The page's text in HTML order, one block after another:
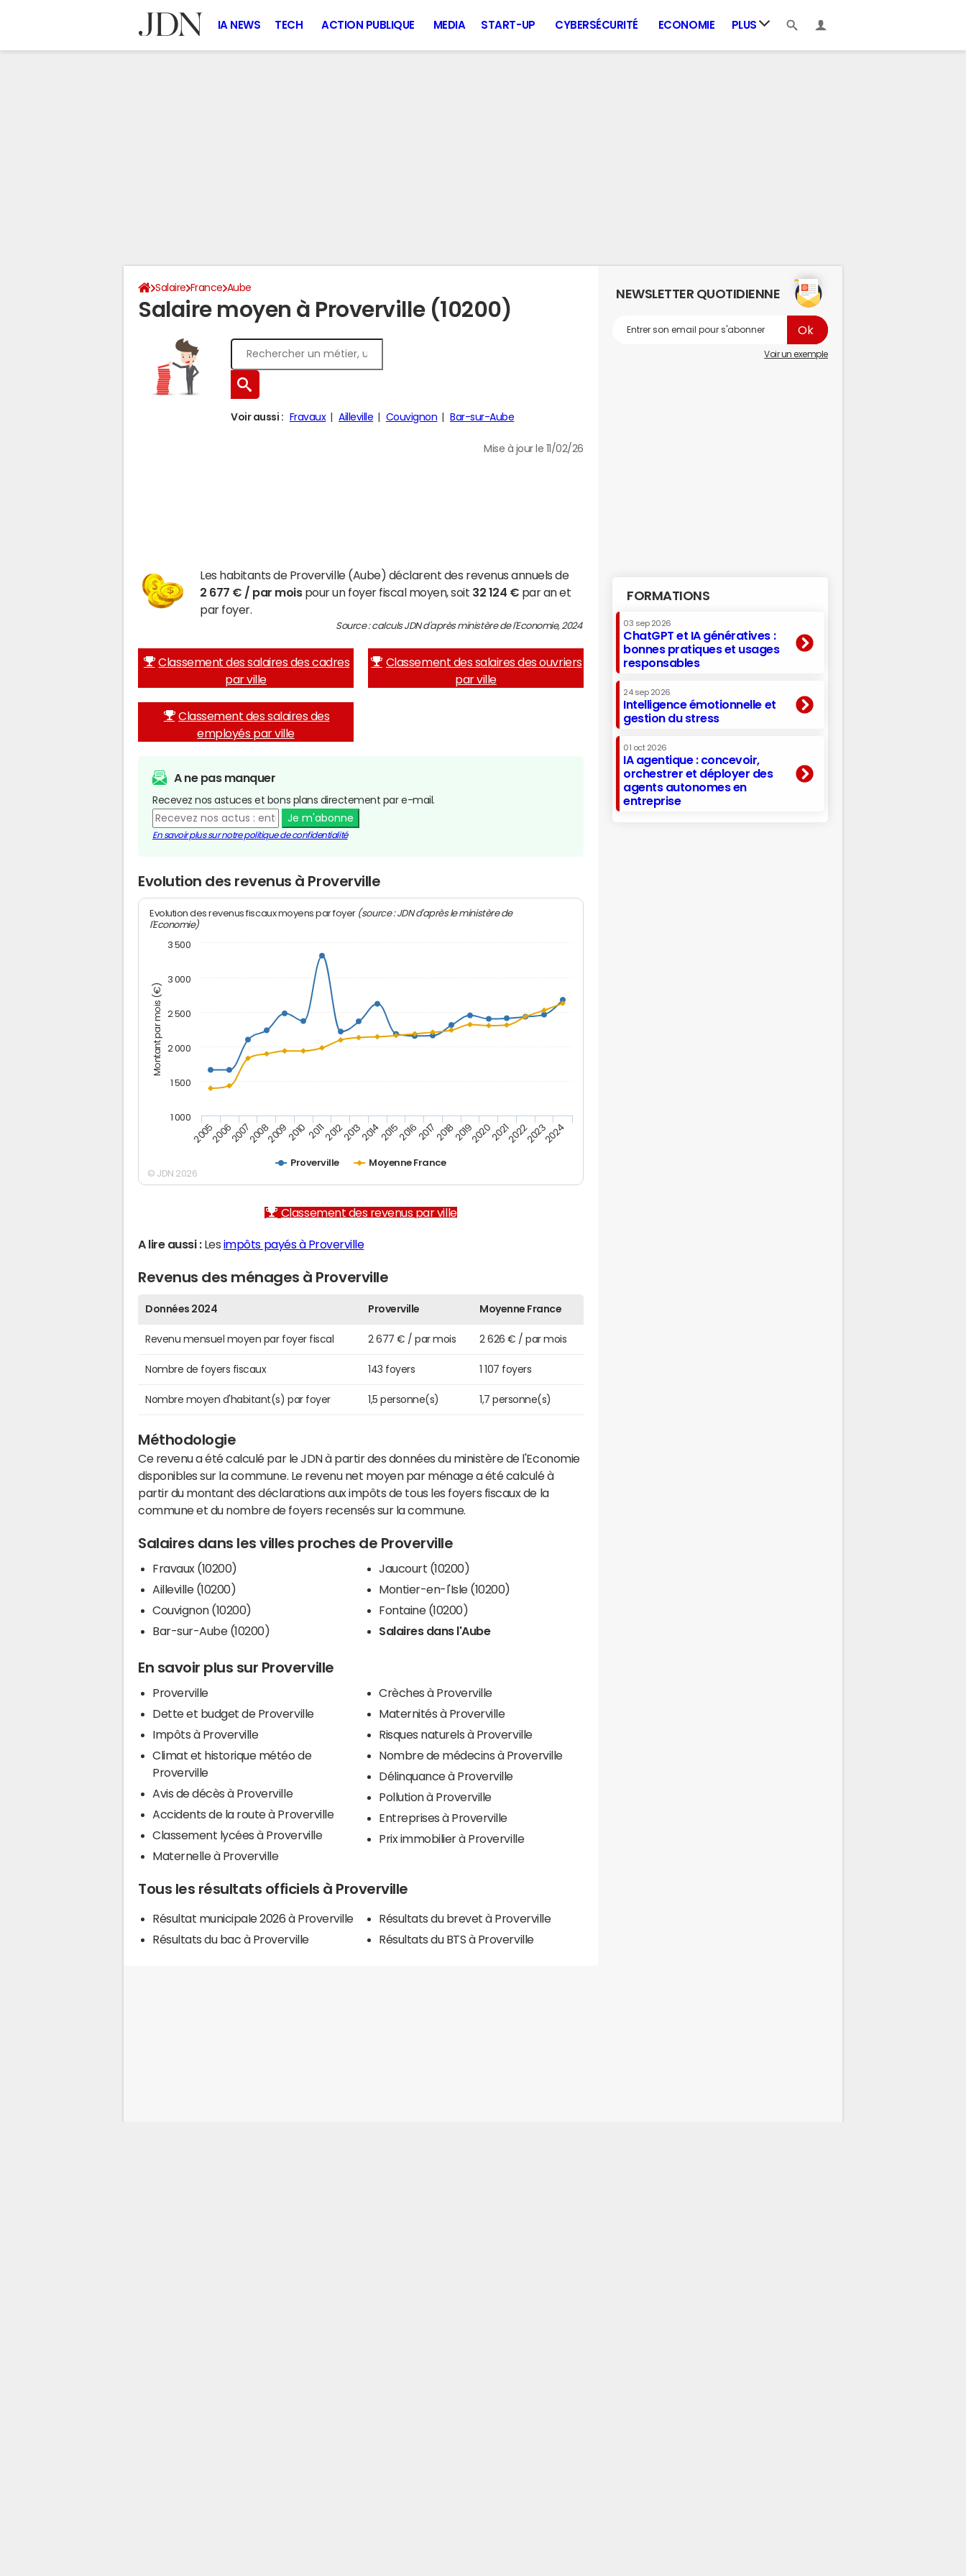
IA NEWS TECH ACTION PUBLIQUE MEDIA START-UP CYBERSÉCURITÉ ECONOMIE PLUS
Salaire France Aube
Salaire moyen à Proverville (10200)
Voir aussi : Fravaux Ailleville Couvignon Bar-sur-Aube
Mise à jour le 11/02/26
Les habitants de Proverville (Aube) déclarent des revenus annuels de
2 677 € / par moispour un foyer fiscal moyen, soit 32 124 € par an et
par foyer.
Source : calculs JDN d'après ministère de l'Economie, 2024
Classement des salaires des cadres
par ville
Classement des salaires des ouvriers
par ville
Classement des salaires des
employés par ville
A ne pas manquer
Recevez nos astuces et bons plans directement par e-mail.
Je m'abonne
En savoir plus sur notre politique de confidentialité
Evolution des revenus à Proverville
Montant par mois (€)
Evolution des revenus fiscaux moyens par foyer (source : JDN d'après le ministère de
l'Economie)
Proverville Moyenne France
200520062007200820092010 20112012201320142015201620172018201920202021202220232024
1 000
1 500
2 000
2 500
3 000
3 500
© JDN 2026
Classement des revenus par ville
A lire aussi :Les impôts payés à Proverville
Revenus des ménages à Proverville
Données 2024 Proverville Moyenne France
Revenu mensuel moyen par foyer fiscal 2 677 € / par mois 2 626 € / par mois
Nombre de foyers fiscaux 143 foyers 1 107 foyers
Nombre moyen d'habitant(s) par foyer 1,5 personne(s) 1,7 personne(s)
Méthodologie
Ce revenu a été calculé par le JDN à partir des données du ministère de l'Economie
disponibles sur la commune. Le revenu net moyen par ménage a été calculé à
partir du montant des déclarations aux impôts de tous les foyers fiscaux de la
commune et du nombre de foyers recensés sur la commune.
Salaires dans les villes proches de Proverville
Fravaux (10200)
Ailleville (10200)
Couvignon (10200)
Bar-sur-Aube (10200)
Jaucourt (10200)
Montier-en-l'Isle (10200)
Fontaine (10200)
Salaires dans l'Aube
En savoir plus sur Proverville
Proverville
Dette et budget de Proverville
Impôts à Proverville
Climat et historique météo de
Proverville
Avis de décès à Proverville
Accidents de la route à Proverville
Classement lycées à Proverville
Maternelle à Proverville
Crèches à Proverville
Maternités à Proverville
Risques naturels à Proverville
Nombre de médecins à Proverville
Délinquance à Proverville
Pollution à Proverville
Entreprises à Proverville
Prix immobilier à Proverville
Tous les résultats officiels à Proverville
Résultat municipale 2026 à Proverville
Résultats du bac à Proverville
Résultats du brevet à Proverville
Résultats du BTS à Proverville
NEWSLETTER QUOTIDIENNE
Voir un exemple
FORMATIONS
03 sep 2026
ChatGPT et IA génératives :
bonnes pratiques et usages
responsables
24 sep 2026
Intelligence émotionnelle et
gestion du stress
01 oct 2026
IA agentique : concevoir,
orchestrer et déployer des
agents autonomes en
entreprise